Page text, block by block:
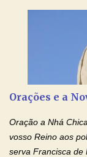
creio, Jesus, e
sobre mim e sobre
Jesus, que, pelo
possamos nos
prejudicando a
especial, este
(apresente aqui o
coração, confiante
ter nos dado o
agradeço de
Orações e a
Oração a Nhá
vosso Reino aos
serva Francisca de